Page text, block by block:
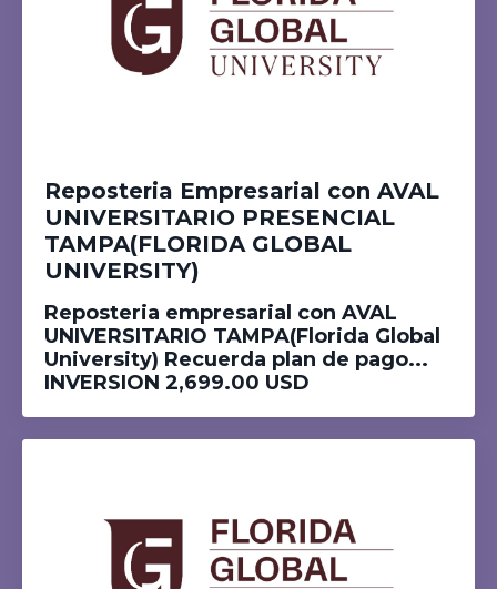
Reposteria Empresarial con AVAL
UNIVERSITARIO PRESENCIAL
TAMPA(FLORIDA GLOBAL
UNIVERSITY)
Reposteria empresarial con AVAL
UNIVERSITARIO TAMPA(Florida Global
University) Recuerda plan de pago...
INVERSION 2,699.00 USD